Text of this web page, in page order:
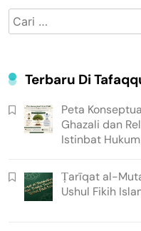
Cari
untuk:
Terbaru Di
Peta
Ghazali dan
Istinbat Hukum
Ṭarīqat al-
Ushul Fikih